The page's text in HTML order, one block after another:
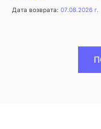
Дата возврата: 07.08.2026 г.